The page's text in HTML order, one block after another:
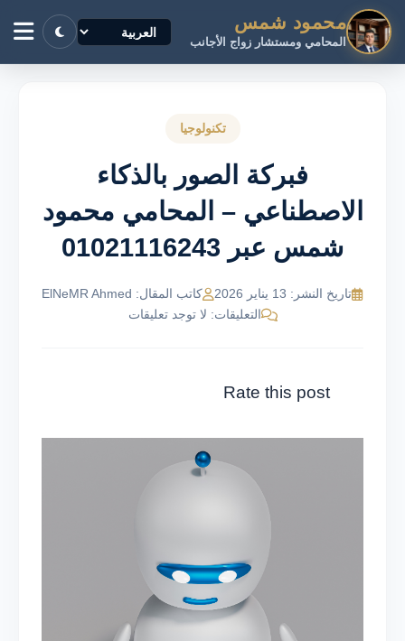
محمود شمس
المحامي ومستشار زواج الأجانب
تكنولوجيا
فبركة الصور بالذكاء
الاصطناعي – المحامي محمود
شمس عبر 01021116243
تاريخ النشر: 13 يناير 2026
كاتب المقال: ElNeMR Ahmed
التعليقات: لا توجد تعليقات
Rate this post